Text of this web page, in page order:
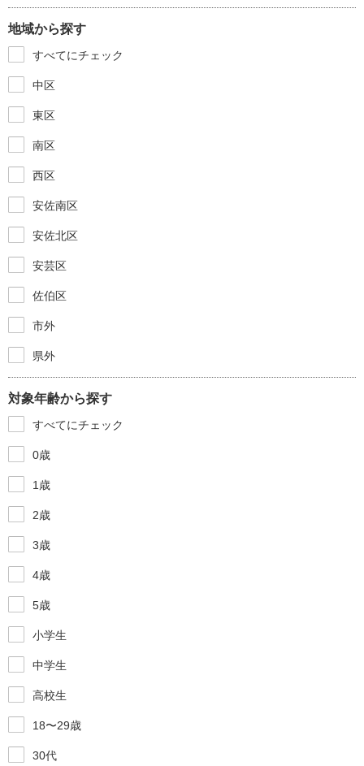
地域から探す
すべてにチェック
中区
東区
南区
西区
安佐南区
安佐北区
安芸区
佐伯区
市外
県外
対象年齢から探す
すべてにチェック
0歳
1歳
2歳
3歳
4歳
5歳
小学生
中学生
高校生
18〜29歳
30代